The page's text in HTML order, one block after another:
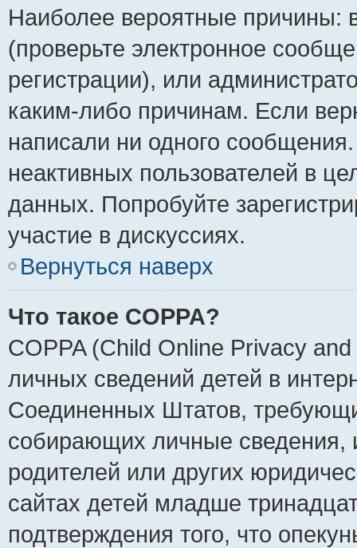
Наиболее вероятные причины:
(проверьте электронное
регистрации), или
каким-либо причинам. Если
написали ни одного
неактивных пользователей в
данных. Попробуйте
участие в дискуссиях.
Вернуться наверх
Что такое COPPA?
COPPA (Child Online Privacy
личных сведений детей в
Соединенных Штатов,
собирающих личные сведения,
родителей или других
сайтах детей младше
подтверждения того, что